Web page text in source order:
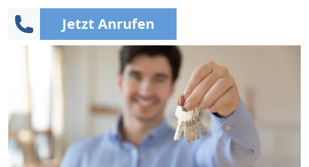
Jetzt Anrufen